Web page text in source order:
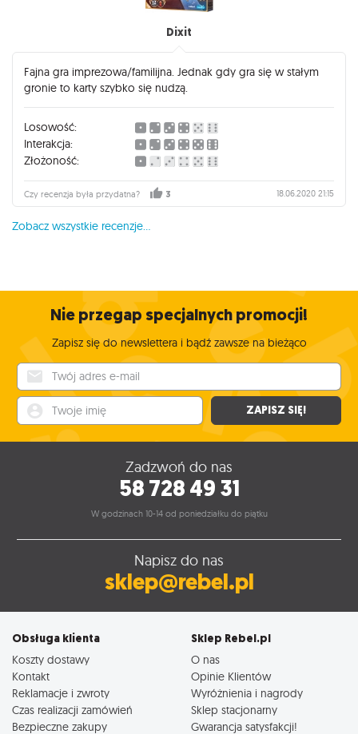
Dixit
Fajna gra imprezowa/familijna. Jednak gdy gra się w stałym
gronie to karty szybko się nudzą.
Losowość:
Interakcja:
Złożoność:
Czy recenzja była przydatna? 3 18.06.2020 21:15
Zobacz wszystkie recenzje...
Nie przegap specjalnych promocji!
Zapisz się do newslettera i bądź zawsze na bieżąco
ZAPISZ SIĘ!
Zadzwoń do nas
58 728 49 31
W godzinach 10-14 od poniedziałku do piątku
Napisz do nas
sklep@rebel.pl
Obsługa klienta
Koszty dostawy
Kontakt
Reklamacje i zwroty
Czas realizacji zamówień
Bezpieczne zakupy
Sklep Rebel.pl
O nas
Opinie Klientów
Wyróżnienia i nagrody
Sklep stacjonarny
Gwarancja satysfakcji!